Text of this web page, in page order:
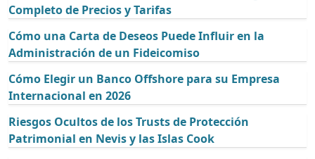
Completo de Precios y Tarifas
Cómo una Carta de Deseos Puede Influir en la
Administración de un Fideicomiso
Cómo Elegir un Banco Offshore para su Empresa
Internacional en 2026
Riesgos Ocultos de los Trusts de Protección
Patrimonial en Nevis y las Islas Cook